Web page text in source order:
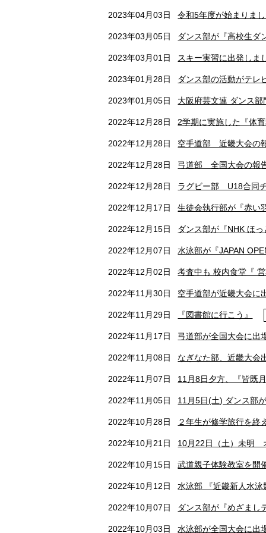
2023年04月03日 令和5年度が始まりま
2023年03月05日 ダンス部が『高校生ダ
2023年03月01日 スキー実習に出発しま
2023年01月28日 ダンス部の活動がテレ
2023年01月05日 大阪府芸文連 ダンス
2022年12月28日 2学期に実施した『体
2022年12月28日 空手道部 近畿大会の
2022年12月28日 弓道部 全国大会の報
2022年12月28日 ラグビー部 U18合同
2022年12月17日 生徒会執行部が『赤い
2022年12月15日 ダンス部が『NHK ほ
2022年12月07日 水泳部が『JAPAN
2022年12月02日 考査中も 校内食堂『
2022年11月30日 空手道部が近畿大会に
2022年11月29日 『図書館に行こう』
2022年11月17日 弓道部が全国大会に出
2022年11月08日 なぎなた部、近畿大会
2022年11月07日 11月8日夕方、『皆既
2022年11月05日 11月5日(土) ダンス部
2022年10月28日 ２年生が修学旅行を終
2022年10月21日 10月22日（土）未明
2022年10月15日 武道親子体験教室を開
2022年10月12日 水泳部 『近畿新人水
2022年10月07日 ダンス部が『めざまし
2022年10月03日 水泳部が全国大会に出